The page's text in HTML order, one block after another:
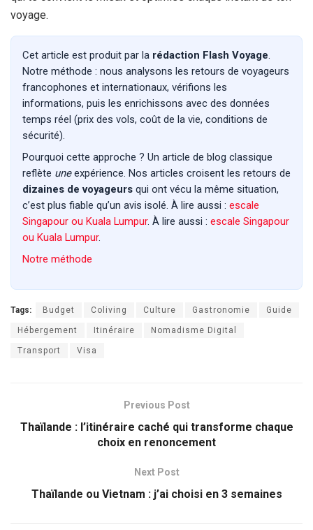
voyage.
Cet article est produit par la rédaction Flash Voyage.
Notre méthode : nous analysons les retours de voyageurs
francophones et internationaux, vérifions les
informations, puis les enrichissons avec des données
temps réel (prix des vols, coût de la vie, conditions de
sécurité).
Pourquoi cette approche ? Un article de blog classique
reflète uneexpérience. Nos articles croisent les retours de
dizaines de voyageurs qui ont vécu la même situation,
c’est plus fiable qu’un avis isolé. À lire aussi : escale
Singapour ou Kuala Lumpur. À lire aussi : escale Singapour
ou Kuala Lumpur.
Notre méthode
Tags: Budget Coliving Culture Gastronomie Guide
Hébergement Itinéraire Nomadisme Digital
Transport Visa
Previous Post
Thaïlande : l’itinéraire caché qui transforme chaque
choix en renoncement
Next Post
Thaïlande ou Vietnam : j’ai choisi en 3 semaines